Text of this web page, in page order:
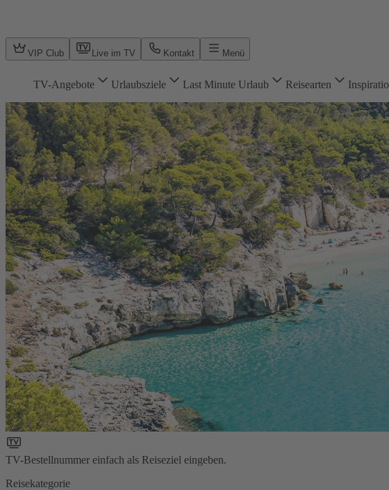
VIP Club Live im TV Kontakt Menü
TV-Angebote Urlaubsziele Last Minute Urlaub Reisearten
TV-Bestellnummer einfach als Reiseziel eingeben.
Reisekategorie